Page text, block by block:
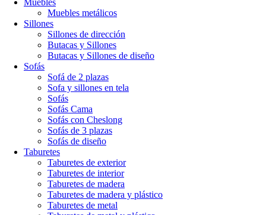
Muebles
Muebles metálicos
Sillones
Sillones de dirección
Butacas y Sillones
Butacas y Sillones de diseño
Sofás
Sofá de 2 plazas
Sofa y sillones en tela
Sofás
Sofás Cama
Sofás con Cheslong
Sofás de 3 plazas
Sofás de diseño
Taburetes
Taburetes de exterior
Taburetes de interior
Taburetes de madera
Taburetes de madera y plástico
Taburetes de metal